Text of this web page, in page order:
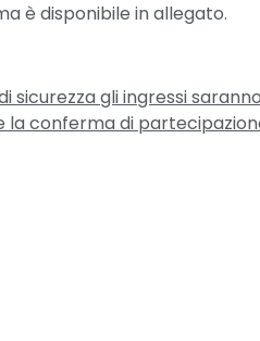
è disponibile in allegato.
sicurezza gli ingressi
la conferma di